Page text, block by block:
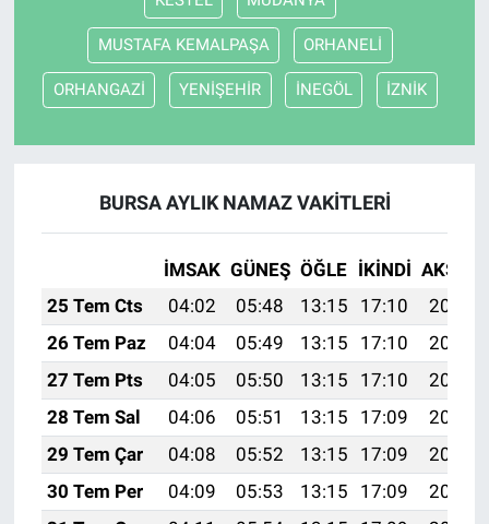
MUSTAFA KEMALPAŞA ORHANELİ
ORHANGAZİ YENİŞEHİR İNEGÖL İZNİK
BURSA AYLIK NAMAZ VAKITLERI
İMSAK GÜNEŞ ÖĞLE İKINDI AKŞAM
25 Tem Cts
04:02 05:48 13:15 17:10
20:33
26 Tem Paz
04:04 05:49 13:15 17:10
20:32
27 Tem Pts
04:05 05:50 13:15 17:10
20:31
28 Tem Sal
04:06 05:51 13:15 17:09
20:30
29 Tem Çar
04:08 05:52 13:15 17:09
20:29
30 Tem Per
04:09 05:53 13:15 17:09
20:28